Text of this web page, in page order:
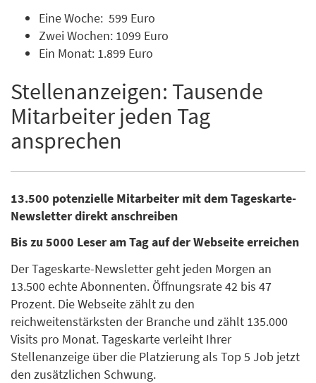
Eine Woche: 599 Euro
Zwei Wochen: 1099 Euro
Ein Monat: 1.899 Euro
Stellenanzeigen: Tausende
Mitarbeiter jeden Tag
ansprechen
13.500 potenzielle Mitarbeiter mit dem Tageskarte-
Newsletter direkt anschreiben
Bis zu 5000 Leser am Tag auf der Webseite erreichen
Der Tageskarte-Newsletter geht jeden Morgen an
13.500 echte Abonnenten. Öffnungsrate 42 bis 47
Prozent. Die Webseite zählt zu den
reichweitenstärksten der Branche und zählt 135.000
Visits pro Monat. Tageskarte verleiht Ihrer
Stellenanzeige über die Platzierung als Top 5 Job jetzt
den zusätzlichen Schwung.